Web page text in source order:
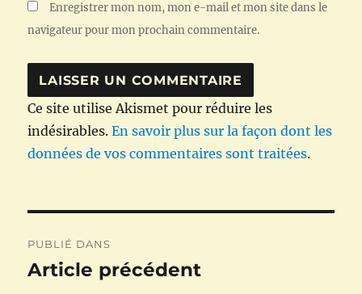
Enregistrer mon nom, mon e-mail et mon site dans le
navigateur pour mon prochain commentaire.
Ce site utilise Akismet pour réduire les
indésirables.En savoir plus sur la façon dont les
données de vos commentaires sont traitées.
de
PUBLIÉ DANS
Article précédent